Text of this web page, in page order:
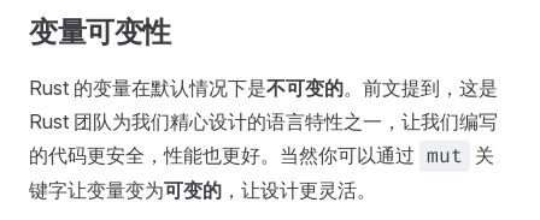
变量可变性
Rust 的变量在默认情况下是不可变的。前文提到，这是
Rust 团队为我们精心设计的语言特性之一，让我们编写
的代码更安全，性能也更好。当然你可以通过 mut 关
键字让变量变为可变的 ，让设计更灵活。